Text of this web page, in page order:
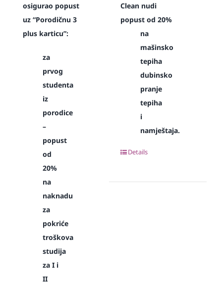
osigurao popust
uz “Porodičnu 3
plus karticu”:
za
prvog
studenta
iz
porodice
–
popust
od
20%
na
naknadu
za
pokriće
troškova
studija
za I i
II
Clean nudi
popust od 20%
na
mašinsko
tepiha
dubinsko
pranje
tepiha
i
namještaja.
Details